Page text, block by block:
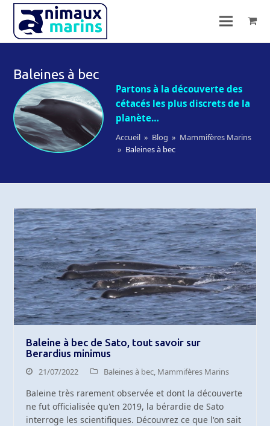
Baleines à bec
Partons à la découverte des
cétacés les plus discrets de la
planète…
Accueil » Blog » Mammifères Marins
» Baleines à bec
Baleine à bec de Sato, tout savoir sur
Berardius minimus
21/07/2022 Baleines à bec, Mammifères Marins
Baleine très rarement observée et dont la découverte
ne fut officialisée qu'en 2019, la bérardie de Sato
interroge les scientifiques. Découvrez ce que l'on sait